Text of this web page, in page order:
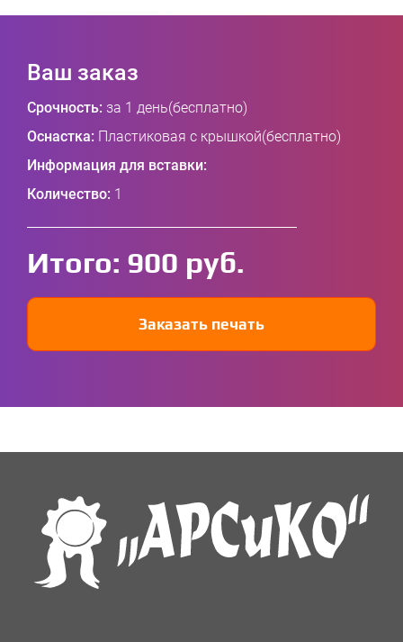
Ваш заказ
Срочность: за 1 день(бесплатно)
Оснастка: Пластиковая с крышкой(бесплатно)
Информация для вставки:
Количество: 1
Итого: 900
Заказать печать